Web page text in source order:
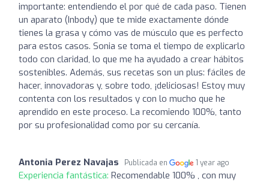
importante: entendiendo el por qué de cada paso. Tienen
un aparato (Inbody) que te mide exactamente dónde
tienes la grasa y cómo vas de músculo que es perfecto
para estos casos. Sonia se toma el tiempo de explicarlo
todo con claridad, lo que me ha ayudado a crear hábitos
sostenibles. Además, sus recetas son un plus: fáciles de
hacer, innovadoras y, sobre todo, ¡deliciosas! Estoy muy
contenta con los resultados y con lo mucho que he
aprendido en este proceso. La recomiendo 100%, tanto
por su profesionalidad como por su cercanía.
Antonia Perez Navajas Publicada en 1 year ago
Experiencia fantástica: Recomendable 100% , con muy